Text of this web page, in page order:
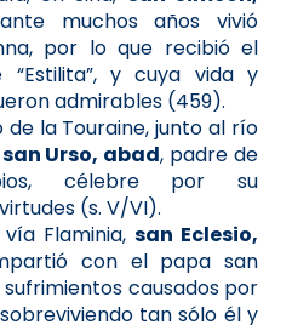
muchos años vivió
por lo que recibió el
“Estilita”, y cuya vida y
admirables (459).
de la Touraine, junto al río
san Urso, abad, padre de
célebre por su
(s. V/VI).
Flaminia, san Eclesio,
con el papa san
causados por
tan sólo él y